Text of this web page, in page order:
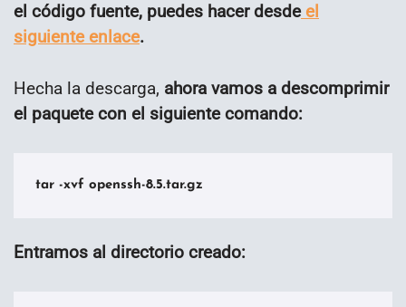
el código fuente, puedes hacer desdeel
siguiente enlace.
Hecha la descarga, ahora vamos a descomprimir
el paquete con el siguiente comando:
tar -xvf openssh-8.5.tar.gz
Entramos al directorio creado: